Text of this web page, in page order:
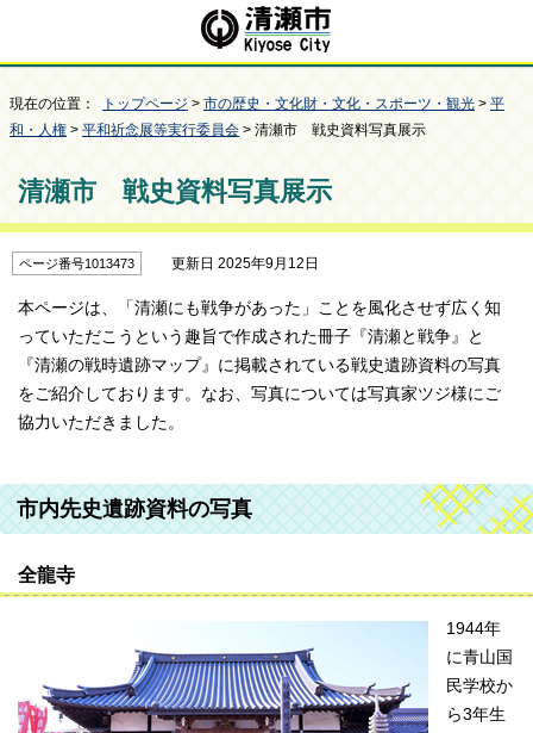
現在の位置： トップページ > 市の歴史・文化財・文化・スポーツ・観光 > 平
和・人権 > 平和祈念展等実行委員会 > 清瀬市 戦史資料写真展示
清瀬市 戦史資料写真展示
ページ番号1013473 更新日 2025年9月12日
本ページは、「清瀬にも戦争があった」ことを風化させず広く知
っていただこうという趣旨で作成された冊子『清瀬と戦争』と
『清瀬の戦時遺跡マップ』に掲載されている戦史遺跡資料の写真
をご紹介しております。なお、写真については写真家ツジ様にご
協力いただきました。
市内先史遺跡資料の写真
全龍寺
1944年
に青山国
民学校か
ら3年生